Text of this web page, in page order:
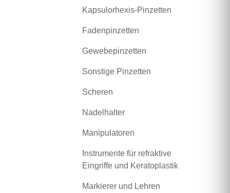
Kapsulorhexis-Pinzetten
Fadenpinzetten
Gewebepinzetten
Sonstige Pinzetten
Scheren
Nadelhalter
Manipulatoren
Instrumente für refraktive
Eingriffe und Keratoplastik
Markierer und Lehren